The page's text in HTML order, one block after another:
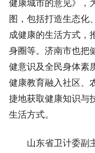
健康城市的意见》，
图，包括打造生态化
成健康的生活方式，
身圈等。济南市也把
健意识及全民身体素
健康教育融入社区、
捷地获取健康知识与
生活方式。
山东省卫计委副